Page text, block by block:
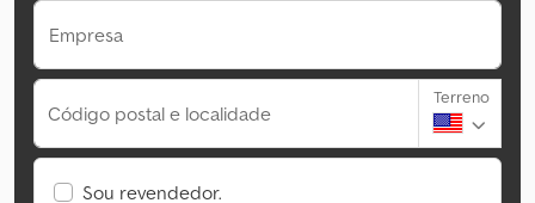
Empresa
Código postal e localidade
Terreno
Sou revendedor.